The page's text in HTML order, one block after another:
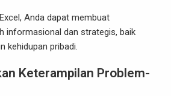
Anda dapat membuat
informasional dan strategis, baik
kehidupan pribadi.
Keterampilan Problem-